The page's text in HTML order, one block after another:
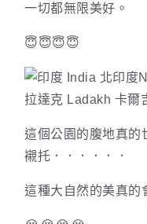
一切都無限美好。
😇😇😇😇
這個公園的腹地真的
襯托．．．．．．
這種大自然的美真的